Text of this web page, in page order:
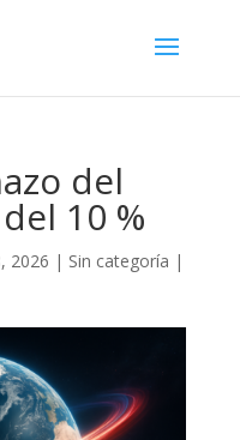
del
10 %
2026 | Sin categoría |